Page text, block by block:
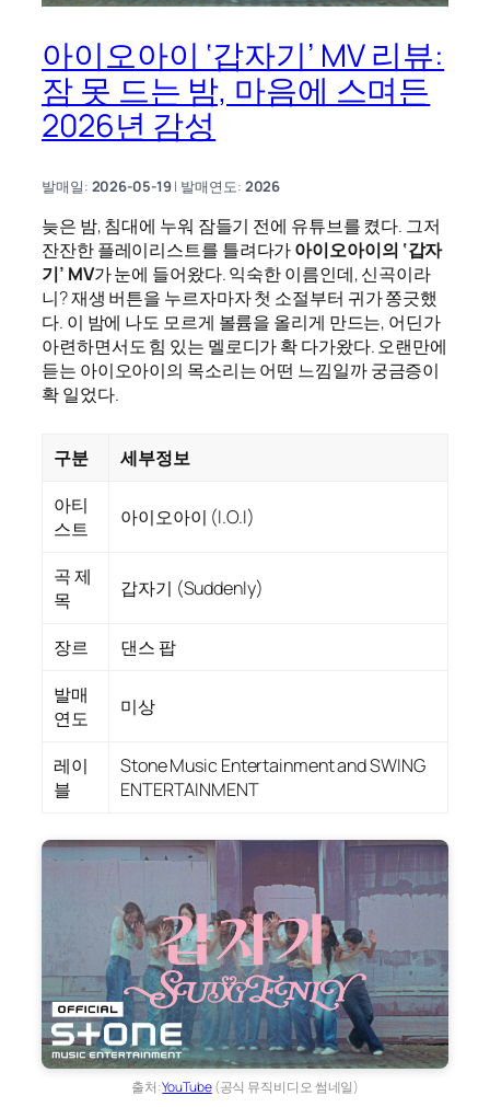
아이오아이 ‘갑자기’ MV 리뷰:
잠 못 드는 밤, 마음에 스며든
2026년 감성
발매일: 2026-05-19| 발매연도: 2026
늦은 밤, 침대에 누워 잠들기 전에 유튜브를 켰다. 그저
잔잔한 플레이리스트를 틀려다가아이오아이의 ‘갑자
기’ MV가 눈에 들어왔다. 익숙한 이름인데, 신곡이라
니? 재생 버튼을 누르자마자 첫 소절부터 귀가 쫑긋했
다. 이 밤에 나도 모르게 볼륨을 올리게 만드는, 어딘가
아련하면서도 힘 있는 멜로디가 확 다가왔다. 오랜만에
듣는 아이오아이의 목소리는 어떤 느낌일까 궁금증이
확 일었다.
구분
세부정보
아티
스트
아이오아이 (I.O.I)
곡 제
목
갑자기 (Suddenly)
장르
댄스 팝
발매
연도
미상
레이
블
Stone Music Entertainment and SWING
ENTERTAINMENT
출처:YouTube(공식 뮤직비디오 썸네일)